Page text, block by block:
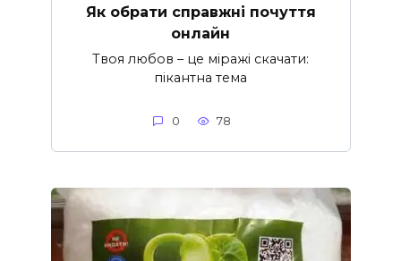
Як обрати справжні почуття
онлайн
Твоя любов – це міражі скачати:
пікантна тема
0 78